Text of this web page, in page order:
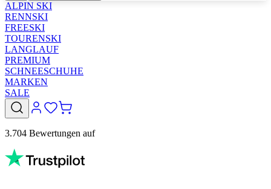
ALPIN SKI
RENNSKI
FREESKI
TOURENSKI
LANGLAUF
PREMIUM
SCHNEESCHUHE
MARKEN
SALE
3.704 Bewertungen auf